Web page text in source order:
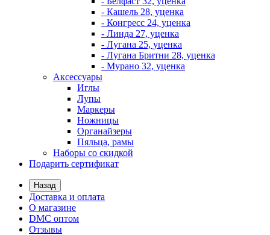
- Кашель 28, уценка
- Конгресс 24, уценка
- Линда 27, уценка
- Лугана 25, уценка
- Лугана Бритни 28, уценка
- Мурано 32, уценка
Аксессуары
Иглы
Лупы
Маркеры
Ножницы
Органайзеры
Пяльца, рамы
Наборы со скидкой
Подарить сертификат
Назад
Доставка и оплата
О магазине
DMC оптом
Отзывы